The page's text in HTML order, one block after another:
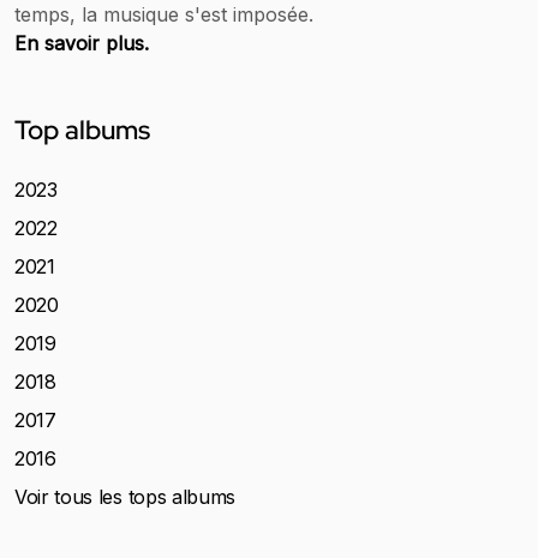
temps, la musique s'est imposée.
En savoir plus.
Top albums
2023
2022
2021
2020
2019
2018
2017
2016
Voir tous les tops albums